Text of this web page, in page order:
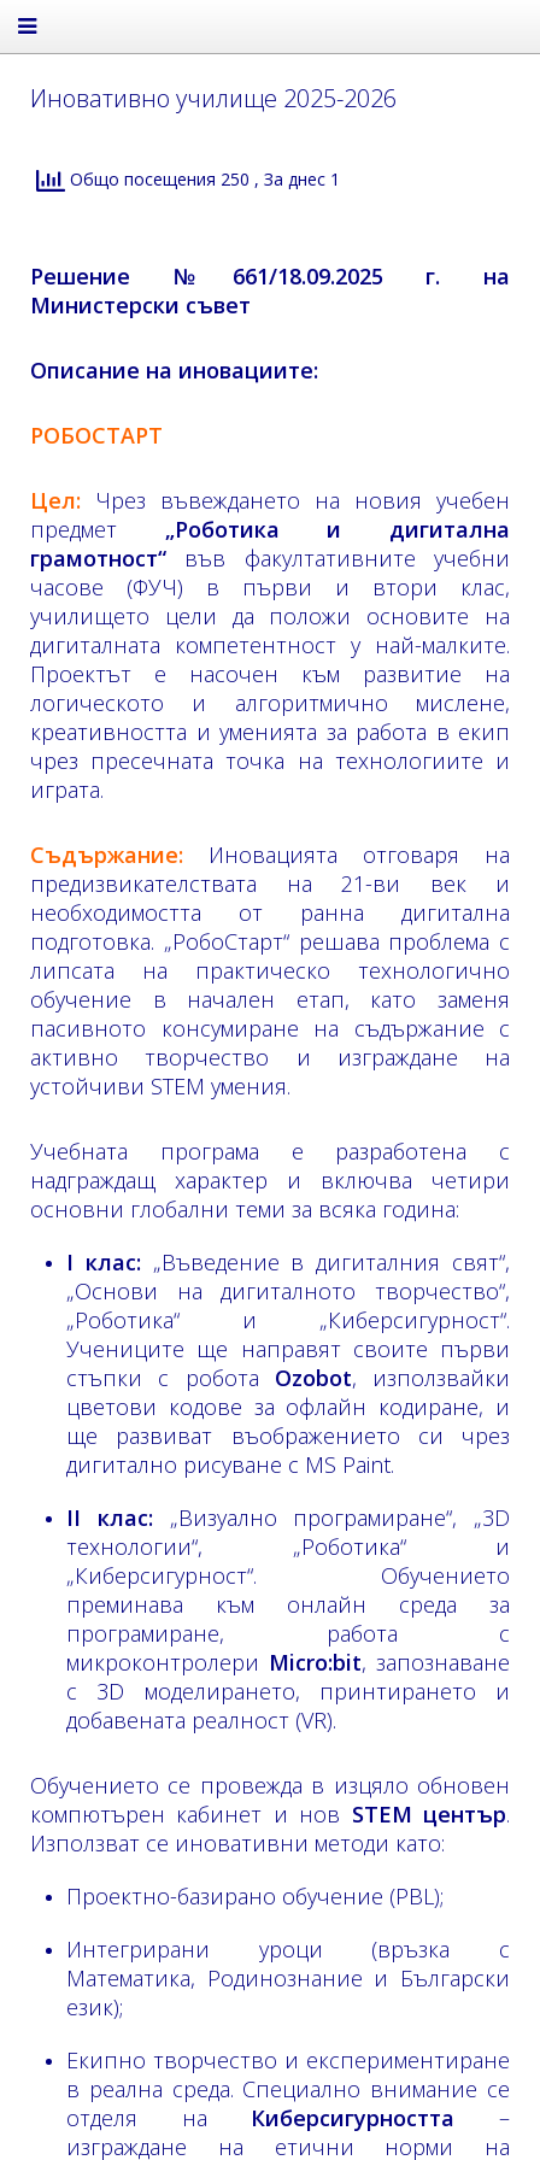
Иновативно училище 2025-2026
Общо посещения 250 , За днес 1
Решение №661/18.09.2025 г. на
Министерски съвет
Описание на иновациите:
РОБОСТАРТ
Цел: Чрез въвеждането на новия учебен
предмет „Роботика и дигитална
грамотност“ във факултативните учебни
часове (ФУЧ) в първи и втори клас,
училището цели да положи основите на
дигиталната компетентност у най-малките.
Проектът е насочен към развитие на
логическото и алгоритмично мислене,
креативността и уменията за работа в екип
чрез пресечната точка на технологиите и
играта.
Съдържание: Иновацията отговаря на
предизвикателствата на 21-ви век и
необходимостта от ранна дигитална
подготовка. „РобоСтарт“ решава проблема с
липсата на практическо технологично
обучение в начален етап, като заменя
пасивното консумиране на съдържание с
активно творчество и изграждане на
устойчиви STEM умения.
Учебната програма е разработена с
надграждащ характер и включва четири
основни глобални теми за всяка година:
I клас:„Въведение в дигиталния свят“,
„Основи на дигиталното творчество“,
„Роботика“ и „Киберсигурност“.
Учениците ще направят своите първи
стъпки с робота Ozobot, използвайки
цветови кодове за офлайн кодиране, и
ще развиват въображението си чрез
дигитално рисуване с MS Paint.
II клас:„Визуално програмиране“, „3D
технологии“, „Роботика“ и
„Киберсигурност“. Обучението
преминава към онлайн среда за
програмиране, работа с
микроконтролери Micro:bit, запознаване
с 3D моделирането, принтирането и
добавената реалност (VR).
Обучението се провежда в изцяло обновен
компютърен кабинет и нов STEM център.
Използват се иновативни методи като:
Проектно-базирано обучение (PBL);
Интегрирани уроци (връзка с
Математика, Родинознание и Български
език);
Екипно творчество и експериментиране
в реална среда. Специално внимание се
отделя на Киберсигурността –
изграждане на етични норми на